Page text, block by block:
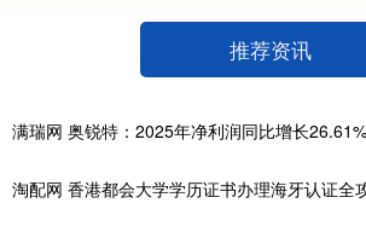
推荐资讯
满瑞网 奥锐特：2025年净利润同比增长
淘配网 香港都会大学学历证书办理海牙认证全